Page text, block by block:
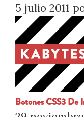
5 julio 2011
Botones CSS3 De